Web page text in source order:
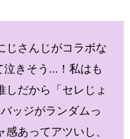
じさんじがコラボな
きそう…！私はも
しだから「セレじょ
ッジがランダムっ
あってアツいし、